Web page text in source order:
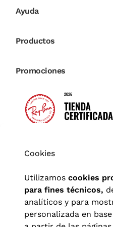
Ayuda
Productos
Promociones
Cookies
Utilizamos cookies
para fines técnicos,
analíticos y para
personalizada en